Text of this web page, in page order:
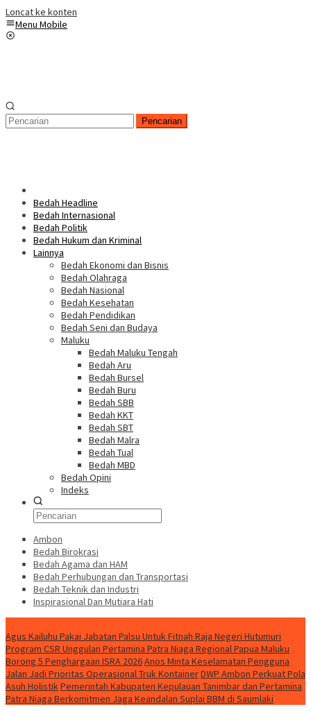
Loncat ke konten
Menu Mobile
Pencarian
Bedah Headline
Bedah Internasional
Bedah Politik
Bedah Hukum dan Kriminal
Lainnya
Bedah Ekonomi dan Bisnis
Bedah Olahraga
Bedah Nasional
Bedah Kesehatan
Bedah Pendidikan
Bedah Seni dan Budaya
Maluku
Bedah Maluku Tengah
Bedah Aru
Bedah Bursel
Bedah Buru
Bedah SBB
Bedah KKT
Bedah SBT
Bedah Malra
Bedah Tual
Bedah MBD
Bedah Opini
Indeks
Ambon
Bedah Birokrasi
Bedah Agama dan HAM
Bedah Perhubungan dan Transportasi
Bedah Teknik dan Industri
Inspirasional Dan Mutiara Hati
Agus Kailuhu Pakai Jabatan Palsu Untuk Fitnah Raja Negeri Hutumuri
Program CSR Unggulan Pertamina Patra Niaga Regional Papua Maluku
Borong 5 Penghargaan ISRA 2026Anos Minta Keselamatan Pengguna
Jalan Jadi Prioritas Operasional Truk KontainerDWP Ambon Perkuat Pola
Asuh HolistikPemerintah Kabupaten Kepulauan Tanimbar dan Pertamina
Patra Niaga Berkomitmen Jaga Keandalan Suplai BBM di Saumlaki